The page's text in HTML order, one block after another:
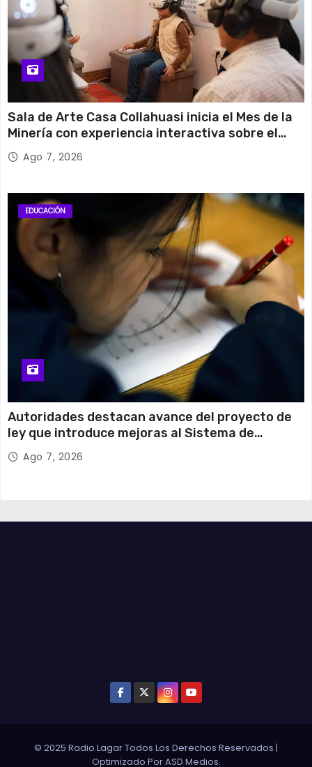
Sala de Arte Casa Collahuasi inicia el Mes de la
Minería con experiencia interactiva sobre el
cobreAgo 7, 2026
EDUCACIÓN
Autoridades destacan avance del proyecto de
ley que introduce mejoras al Sistema de
Admisión Escolar
Ago 7, 2026
© 2025 Radio Lagar Todos Los Derechos Reservados |
Optimizado PorASD Medios.